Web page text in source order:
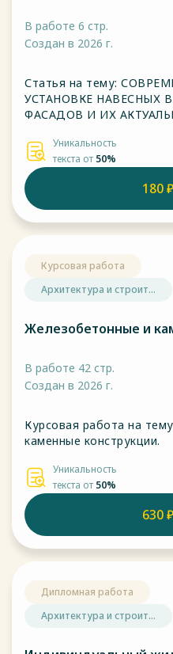
В работе 6 стр.
Создан в 2026 г.
Статья на тему:
УСТАНОВКЕ НАВЕСНЫХ
ФАСАДОВ И ИХ
Уникальность
текста от 50%
180 ₽
Курсовая работа
Архитектура и строит...
Железобетонные и
В работе 42 стр.
Создан в 2026 г.
Курсовая работа на
каменные конструкции.
Уникальность
текста от 50%
630 ₽
Дипломная работа
Архитектура и строит...